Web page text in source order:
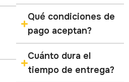
Qué condiciones de
pago aceptan?
Cuánto dura el
tiempo de entrega?